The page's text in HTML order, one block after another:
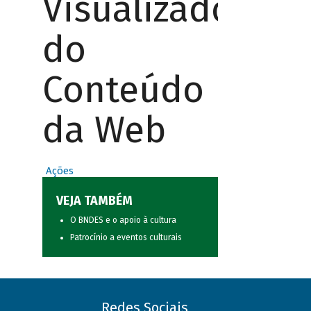
Visualizador
do
Conteúdo
da Web
Ações
VEJA TAMBÉM
O BNDES e o apoio à cultura
Patrocínio a eventos culturais
Redes Sociais